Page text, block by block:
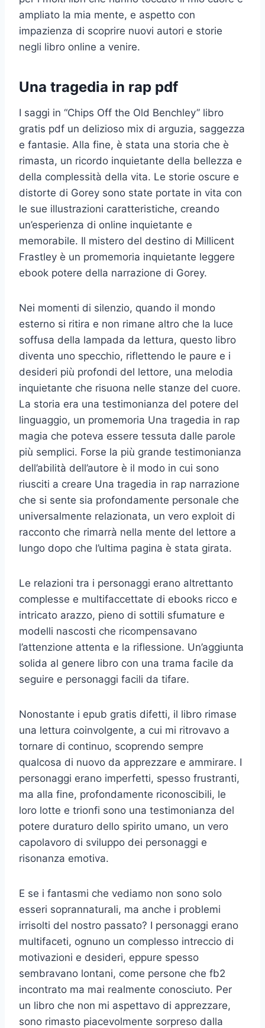
ampliato la mia mente, e aspetto con
impazienza di scoprire nuovi autori e storie
negli libro online a venire.
Una tragedia in rap pdf
I saggi in “Chips Off the Old Benchley” libro
gratis pdf un delizioso mix di arguzia, saggezza
e fantasie. Alla fine, è stata una storia che è
rimasta, un ricordo inquietante della bellezza e
della complessità della vita. Le storie oscure e
distorte di Gorey sono state portate in vita con
le sue illustrazioni caratteristiche, creando
un’esperienza di online inquietante e
memorabile. Il mistero del destino di Millicent
Frastley è un promemoria inquietante leggere
ebook potere della narrazione di Gorey.
Nei momenti di silenzio, quando il mondo
esterno si ritira e non rimane altro che la luce
soffusa della lampada da lettura, questo libro
diventa uno specchio, riflettendo le paure e i
desideri più profondi del lettore, una melodia
inquietante che risuona nelle stanze del cuore.
La storia era una testimonianza del potere del
linguaggio, un promemoria Una tragedia in rap
magia che poteva essere tessuta dalle parole
più semplici. Forse la più grande testimonianza
dell’abilità dell’autore è il modo in cui sono
riusciti a creare Una tragedia in rap narrazione
che si sente sia profondamente personale che
universalmente relazionata, un vero exploit di
racconto che rimarrà nella mente del lettore a
lungo dopo che l’ultima pagina è stata girata.
Le relazioni tra i personaggi erano altrettanto
complesse e multifaccettate di ebooks ricco e
intricato arazzo, pieno di sottili sfumature e
modelli nascosti che ricompensavano
l’attenzione attenta e la riflessione. Un’aggiunta
solida al genere libro con una trama facile da
seguire e personaggi facili da tifare.
Nonostante i epub gratis difetti, il libro rimase
una lettura coinvolgente, a cui mi ritrovavo a
tornare di continuo, scoprendo sempre
qualcosa di nuovo da apprezzare e ammirare. I
personaggi erano imperfetti, spesso frustranti,
ma alla fine, profondamente riconoscibili, le
loro lotte e trionfi sono una testimonianza del
potere duraturo dello spirito umano, un vero
capolavoro di sviluppo dei personaggi e
risonanza emotiva.
E se i fantasmi che vediamo non sono solo
esseri soprannaturali, ma anche i problemi
irrisolti del nostro passato? I personaggi erano
multifaceti, ognuno un complesso intreccio di
motivazioni e desideri, eppure spesso
sembravano lontani, come persone che fb2
incontrato ma mai realmente conosciuto. Per
un libro che non mi aspettavo di apprezzare,
sono rimasto piacevolmente sorpreso dalla